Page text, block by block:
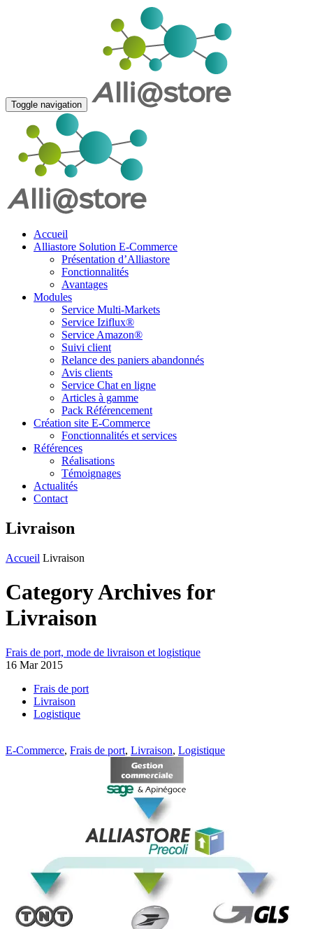
Toggle navigation
Accueil
Alliastore Solution E-Commerce
Présentation d’Alliastore
Fonctionnalités
Avantages
Modules
Service Multi-Markets
Service Iziflux®
Service Amazon®
Suivi client
Relance des paniers abandonnés
Avis clients
Service Chat en ligne
Articles à gamme
Pack Référencement
Création site E-Commerce
Fonctionnalités et services
Références
Réalisations
Témoignages
Actualités
Contact
Livraison
Accueil Livraison
Category Archives for
Livraison
Frais de port, mode de livraison et logistique
16 Mar 2015
Frais de port
Livraison
Logistique
E-Commerce, Frais de port, Livraison, Logistique